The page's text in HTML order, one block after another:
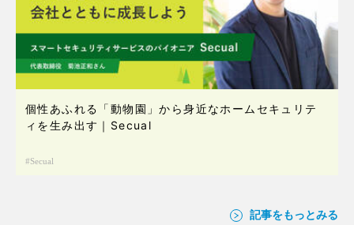
個性あふれる「動物園」から身近なホームセキュリテ
ィを生み出す｜Secual
Secual
記事をもっとみる